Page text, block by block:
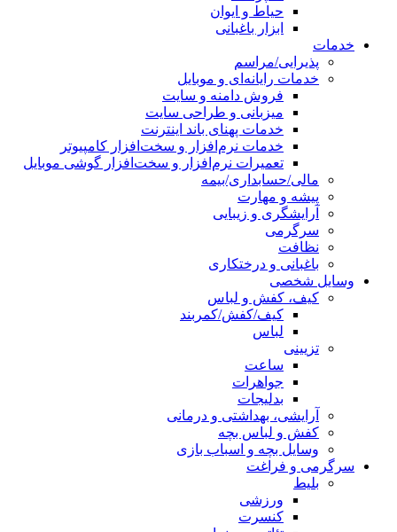
حیاط و ایوان
ابزار باغبانی
خدمات
پذیرایی/مراسم
خدمات رایانه‌ای و موبایل
فروش دامنه و سایت
میزبانی و طراحی سایت
خدمات پهنای باند اینترنت
خدمات نرم‌افزار و سخت‌افزار کامپیوتر
تعمیرات نرم‌افزار و سخت‌افزار گوشی موبایل
مالی/حسابداری/بیمه
پیشه و مهارت
آرایشگری و زیبایی
سرگرمی
نظافت
باغبانی و درختکاری
وسایل شخصی
کیف، کفش و لباس
کیف/کفش/کمربند
لباس
تزیینی
ساعت
جواهرات
بدلیجات
آرایشی، بهداشتی و درمانی
کفش و لباس بچه
وسایل بچه و اسباب بازی
سرگرمی و فراغت
بلیط
ورزشی
کنسرت